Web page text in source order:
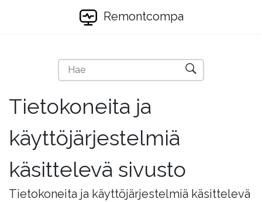
Remontcompa
Tietokoneita ja
käyttöjärjestelmiä
käsittelevä sivusto
Tietokoneita ja käyttöjärjestelmiä käsittelevä